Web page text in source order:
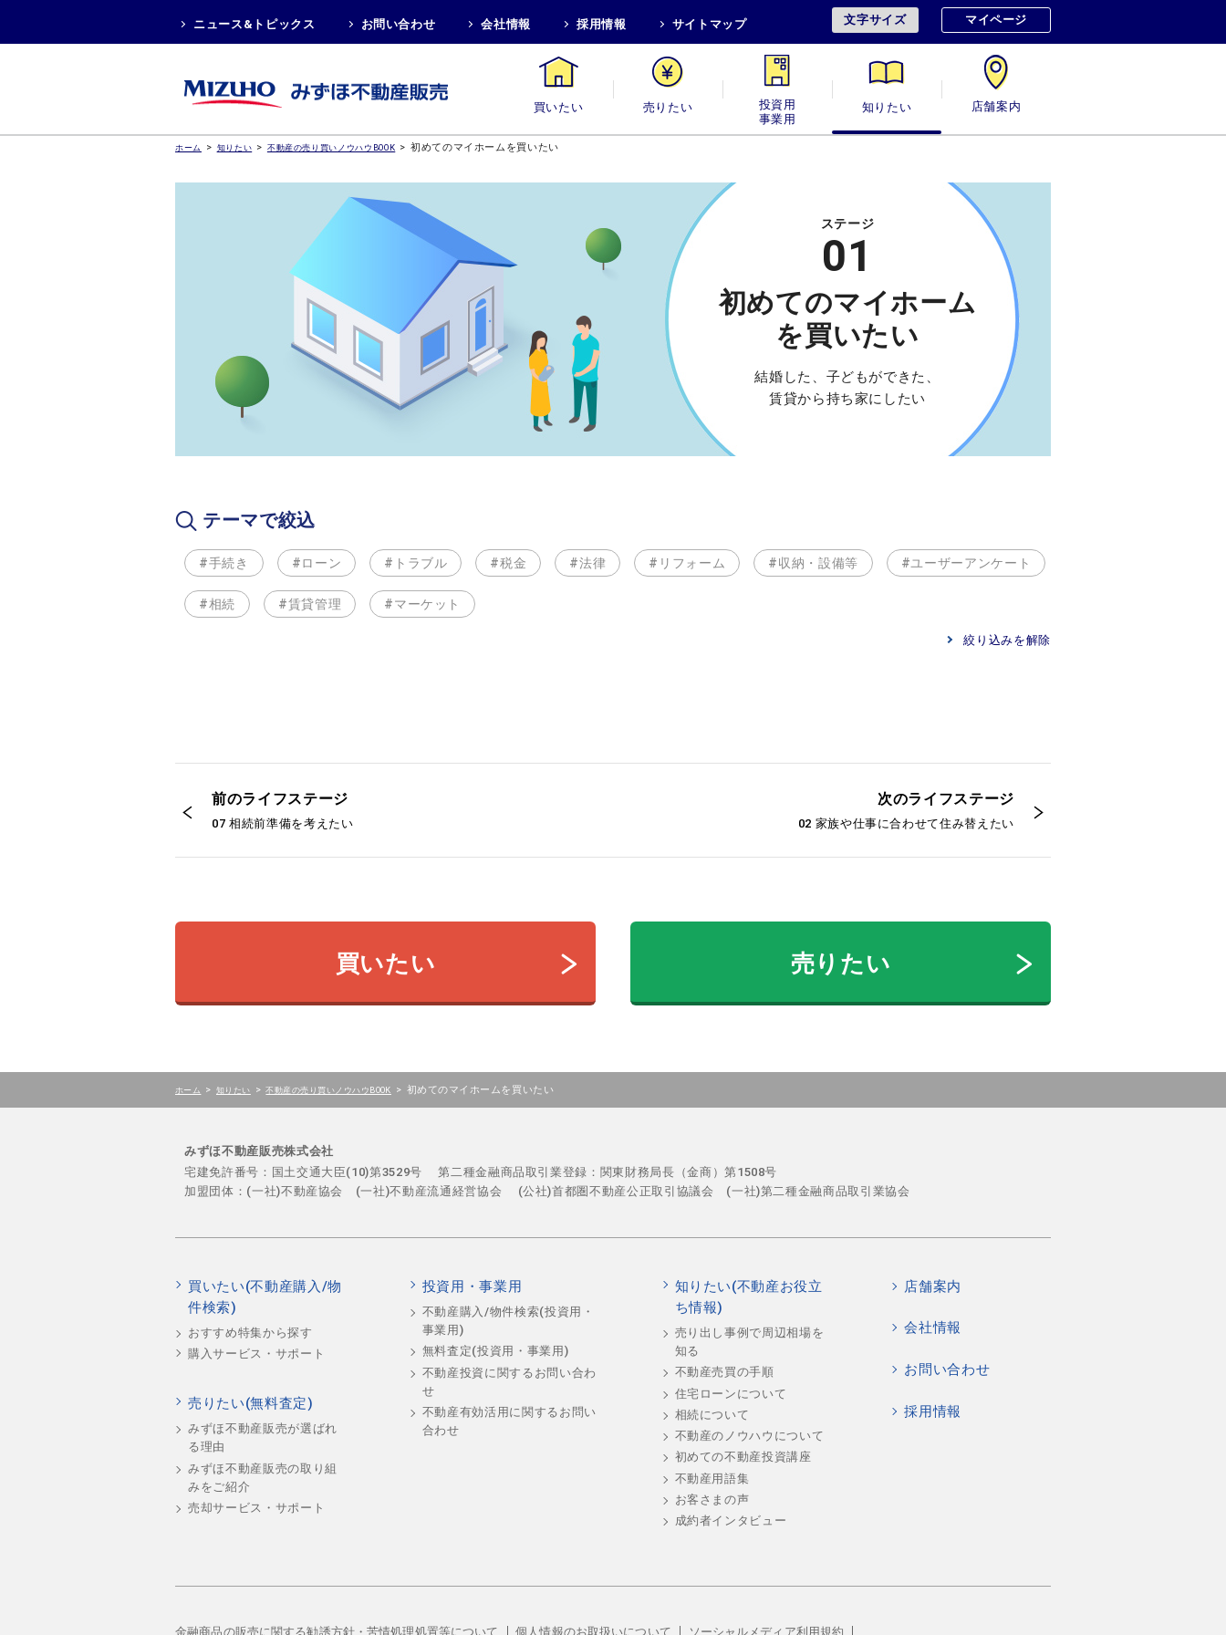
ニュース&トピックス お問い合わせ 会社情報 採用情報 サイトマップ 文字サイズ マイページ
買いたい 売りたい 投資用・事業用 知りたい 店舗案内
ホーム > 知りたい > 不動産の売り買いノウハウBOOK > 初めてのマイホームを買いたい
ステージ
01
初めてのマイホーム
を買いたい
結婚した、子どもができた、
賃貸から持ち家にしたい
テーマで絞込
#手続き #ローン #トラブル #税金 #法律 #リフォーム #収納・設備等 #ユーザーアンケート
#相続 #賃貸管理 #マーケット
絞り込みを解除
前のライフステージ
07 相続前準備を考えたい
次のライフステージ
02 家族や仕事に合わせて住み替えたい
買いたい 売りたい
ホーム > 知りたい > 不動産の売り買いノウハウBOOK > 初めてのマイホームを買いたい
みずほ不動産販売株式会社
宅建免許番号：国土交通大臣(10)第3529号
第二種金融商品取引業登録：関東財務局長（金商）第1508号
加盟団体：(一社)不動産協会 (一社)不動産流通経営協会
(公社)首都圏不動産公正取引協議会 (一社)第二種金融商品取引業協会
買いたい(不動産購入/物
件検索)
おすすめ特集から探す
購入サービス・サポート
売りたい(無料査定)
みずほ不動産販売が選ばれ
る理由
みずほ不動産販売の取り組
みをご紹介
売却サービス・サポート
投資用・事業用
不動産購入/物件検索(投資用・
事業用)
無料査定(投資用・事業用)
不動産投資に関するお問い合わ
せ
不動産有効活用に関するお問い
合わせ
知りたい(不動産お役立
ち情報)
売り出し事例で周辺相場を
知る
不動産売買の手順
住宅ローンについて
相続について
不動産のノウハウについて
初めての不動産投資講座
不動産用語集
お客さまの声
成約者インタビュー
店舗案内
会社情報
お問い合わせ
採用情報
金融商品の販売に関する勧誘方針・苦情処理処置等について 個人情報のお取扱いについて ソーシャルメディア利用規約